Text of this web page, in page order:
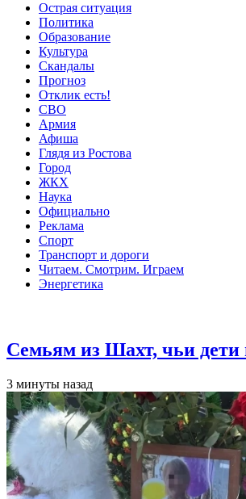
Острая ситуация
Политика
Образование
Культура
Скандалы
Прогноз
Отклик есть!
СВО
Армия
Афиша
Глядя из Ростова
Город
ЖКХ
Наука
Официально
Реклама
Спорт
Транспорт и дороги
Читаем. Смотрим. Играем
Энергетика
Семьям из Шахт, чьи дети
3 минуты назад